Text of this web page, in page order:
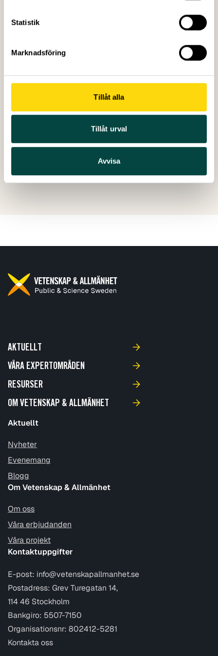
Statistik
Marknadsföring
Tillåt alla
Tillåt urval
Avvisa
är doktorand på Karolinska Institutet.
Han är biolog och epidemiolog och forskar om
incidens (ökningen av antalet fall) och överlevnad
som anordnades av Karolinska Institutet gjorde
han en månads praktik påVetenskap och
Allmänhet.
Senast ändrad: 25 juni 2026
AKTUELLT
VÅRA EXPERTOMRÅDEN
RESURSER
OM VETENSKAP & ALLMÄNHET
Aktuellt
Nyheter
Evenemang
Blogg
Om Vetenskap & Allmänhet
Om oss
Våra erbjudanden
Våra projekt
Kontaktuppgifter
E-post: info@vetenskapallmanhet.se
Postadress: Grev Turegatan 14,
114 46 Stockholm
Bankgiro: 5507-7150
Organisationsnr: 802412-5281
Kontakta oss